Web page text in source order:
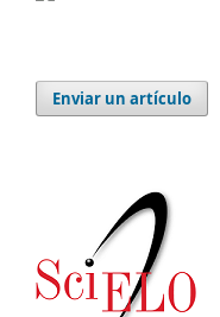
Enviar un artículo